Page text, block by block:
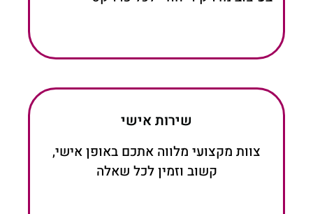
שירות אישי
צוות מקצועי מלווה אתכם באופן אישי,
קשוב וזמין לכל שאלה